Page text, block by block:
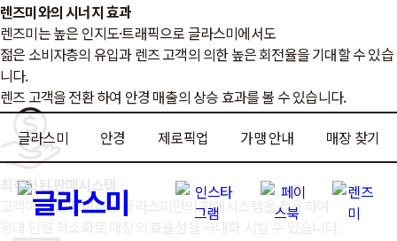
렌즈미와의 시너지 효과
렌즈미는 높은 인지도·트래픽으로 글라스미에서도
젊은 소비자층의 유입과 렌즈 고객의 의한 높은 회전율을 기대할 수 있습
니다.
렌즈 고객을 전환 하여 안경 매출의 상승 효과를 볼 수 있습니다.
최적화된 판매시스템
고객이 직접 참여하는 글라스미만의 판매시스템을 적용하여
응대 인원 최소화로 매장의 효율성을 극대화 시킬 수 있습니다.
글라스미 안경 제로픽업 가맹 안내 매장 찾기